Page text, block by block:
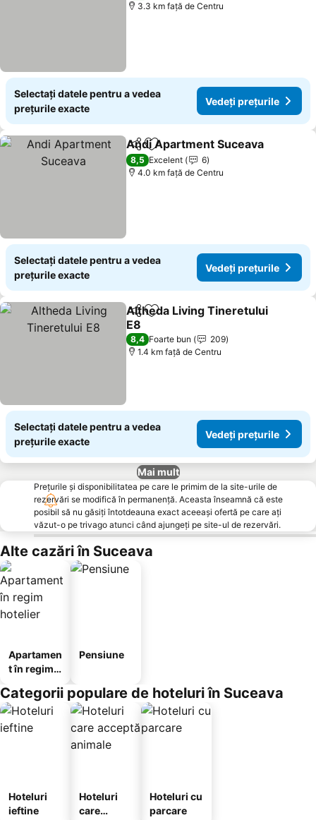
3.3 km faţă de Centru
Selectați datele pentru a vedea
prețurile exacte
Vedeți prețurile
DistribuițiAdăugaţi la favorite
Andi Apartment Suceava
8,5 Excelent
6
4.0 km faţă de Centru
Selectați datele pentru a vedea
prețurile exacte
Vedeți prețurile
DistribuițiAdăugaţi la favorite
Altheda Living Tineretului
E8
Vedeți prețurile
8,4 Foarte bun
209
1.4 km faţă de Centru
Selectați datele pentru a vedea
prețurile exacte
Vedeți prețurile
Mai mult
Prețurile și disponibilitatea pe care le primim de la site-urile de
rezervări se modifică în permanență. Aceasta înseamnă că este
posibil să nu găsiți întotdeauna exact aceeași ofertă pe care ați
văzut-o pe trivago atunci când ajungeți pe site-ul de rezervări.
Alte cazări în Suceava
Apartamen
t în regim
Pensiune
Categorii populare de hoteluri în Suceava
Hoteluri
ieftine
Hoteluri
care
Hoteluri cu
parcare